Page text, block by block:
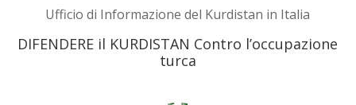
Ufficio di Informazione del Kurdistan in Italia
DIFENDERE il KURDISTAN Contro l’occupazione
turca